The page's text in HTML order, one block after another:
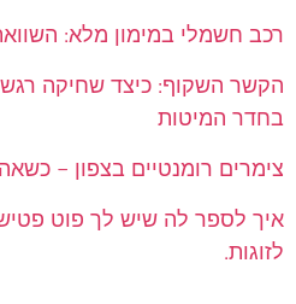
רכב חשמלי במימון מלא:
הקשר השקוף: כיצד שחיקה
בחדר המיטות
צימרים רומנטיים בצפון –
איך לספר לה שיש לך פוט
לזוגות.